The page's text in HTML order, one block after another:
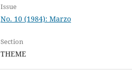
Issue
No. 10 (1984): Marzo
Section
THEME